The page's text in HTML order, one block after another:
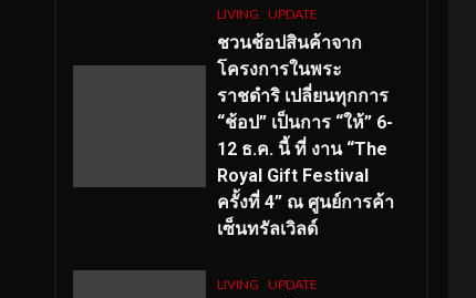
LIVING UPDATE
ชวนช้อปสินค้าจาก
โครงการในพระ
ราชดำริ เปลี่ยนทุกการ
“ช้อป” เป็นการ “ให้” 6-
12 ธ.ค. นี้ ที่ งาน “The
Royal Gift Festival
ครั้งที่ 4” ณ ศูนย์การค้า
เซ็นทรัลเวิลด์
LIVING UPDATE